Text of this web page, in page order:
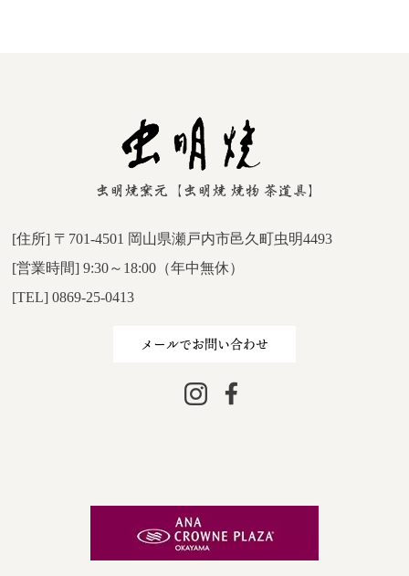
[住所] 〒701-4501 岡山県瀬戸内市邑久町虫明4493
[営業時間] 9:30～18:00（年中無休）
[TEL] 0869-25-0413
メールでお問い合わせ